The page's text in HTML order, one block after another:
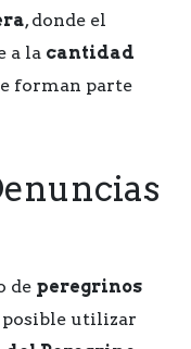
, donde el
a la cantidad
forman parte
de peregrinos
posible utilizar